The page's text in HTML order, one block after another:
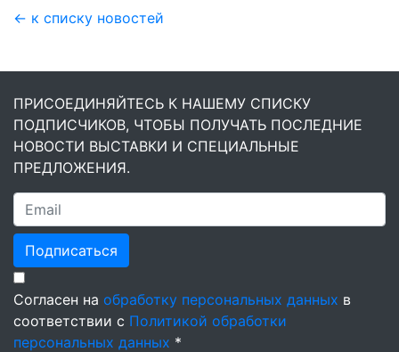
← к списку новостей
ПРИСОЕДИНЯЙТЕСЬ К НАШЕМУ СПИСКУ
ПОДПИСЧИКОВ, ЧТОБЫ ПОЛУЧАТЬ ПОСЛЕДНИЕ
НОВОСТИ ВЫСТАВКИ И СПЕЦИАЛЬНЫЕ
ПРЕДЛОЖЕНИЯ.
Подписаться
Согласен на обработку персональных данных в
соответствии с Политикой обработки
персональных данных *